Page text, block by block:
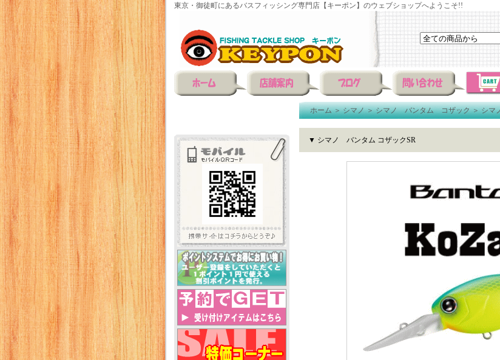
東京・御徒町にあるバスフィッシング専門店【キーポン】のウェブショップへようこそ!!
ホーム＞シマノ＞シマノ バンタム コザック＞シマ
▼ シマノ バンタム コザックSR